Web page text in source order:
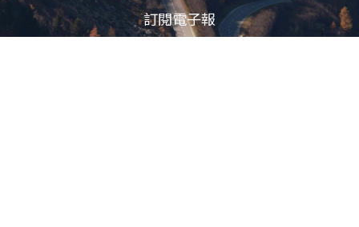
訂閱電子報